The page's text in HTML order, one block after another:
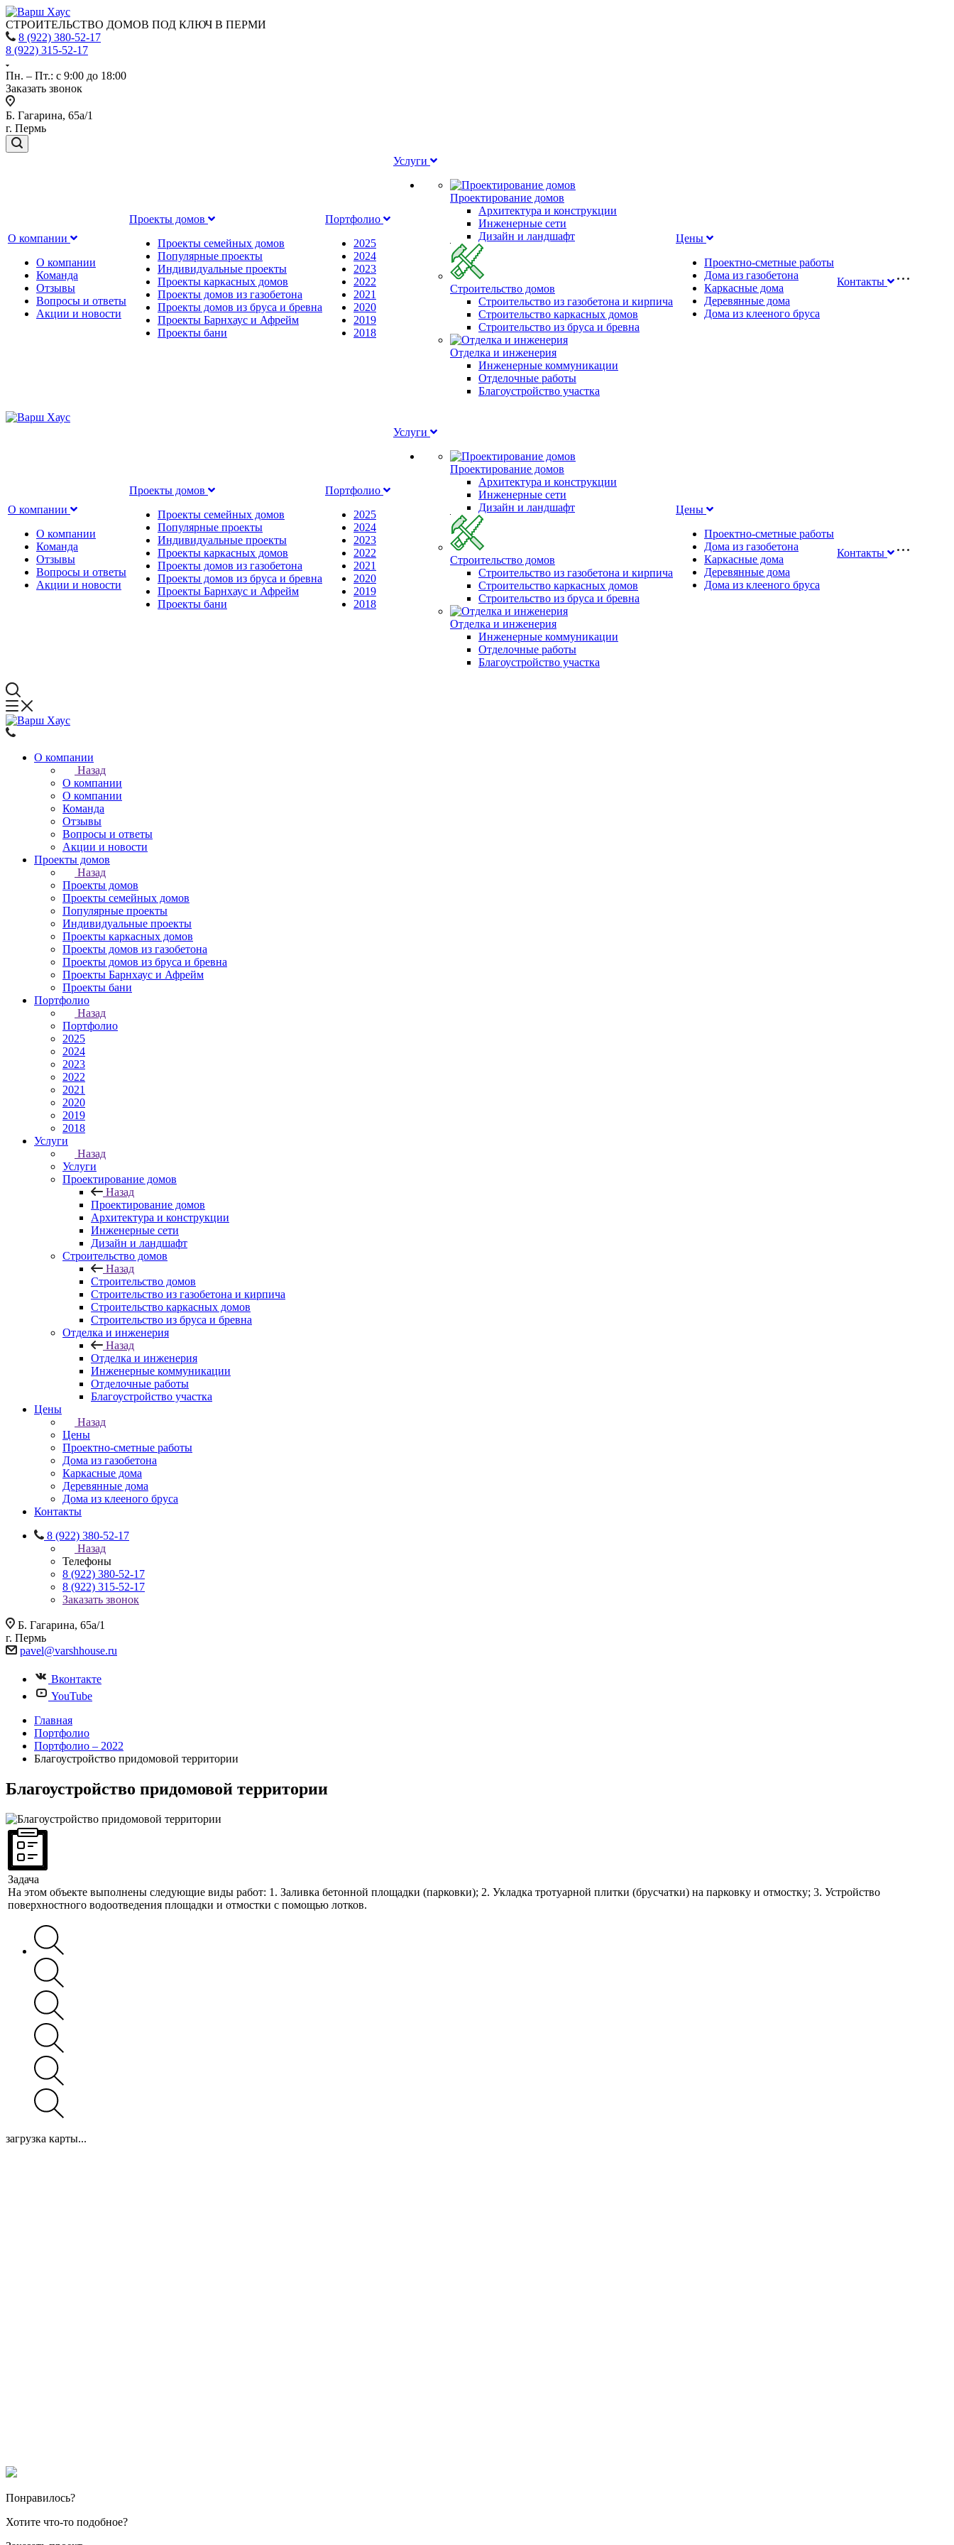
СТРОИТЕЛЬСТВО ДОМОВ ПОД КЛЮЧ В ПЕРМИ
8 (922) 380-52-17
8 (922) 315-52-17
Пн. – Пт.: с 9:00 до 18:00
Заказать звонок
Б. Гагарина, 65а/1
г. Пермь
О компании
О компании
Команда
Отзывы
Вопросы и ответы
Акции и новости
Проекты домов
Проекты семейных домов
Популярные проекты
Индивидуальные проекты
Проекты каркасных домов
Проекты домов из газобетона
Проекты домов из бруса и бревна
Проекты Барнхаус и Афрейм
Проекты бани
Портфолио
2025
2024
2023
2022
2021
2020
2019
2018
Услуги
Проектирование домов
Архитектура и конструкции
Инженерные сети
Дизайн и ландшафт
Строительство домов
Строительство из газобетона и кирпича
Строительство каркасных домов
Строительство из бруса и бревна
Отделка и инженерия
Инженерные коммуникации
Отделочные работы
Благоустройство участка
Цены
Проектно-сметные работы
Дома из газобетона
Каркасные дома
Деревянные дома
Дома из клееного бруса
Контакты
О компании
О компании
Команда
Отзывы
Вопросы и ответы
Акции и новости
Проекты домов
Проекты семейных домов
Популярные проекты
Индивидуальные проекты
Проекты каркасных домов
Проекты домов из газобетона
Проекты домов из бруса и бревна
Проекты Барнхаус и Афрейм
Проекты бани
Портфолио
2025
2024
2023
2022
2021
2020
2019
2018
Услуги
Проектирование домов
Архитектура и конструкции
Инженерные сети
Дизайн и ландшафт
Строительство домов
Строительство из газобетона и кирпича
Строительство каркасных домов
Строительство из бруса и бревна
Отделка и инженерия
Инженерные коммуникации
Отделочные работы
Благоустройство участка
Цены
Проектно-сметные работы
Дома из газобетона
Каркасные дома
Деревянные дома
Дома из клееного бруса
Контакты
О компании
Назад
О компании
О компании
Команда
Отзывы
Вопросы и ответы
Акции и новости
Проекты домов
Назад
Проекты домов
Проекты семейных домов
Популярные проекты
Индивидуальные проекты
Проекты каркасных домов
Проекты домов из газобетона
Проекты домов из бруса и бревна
Проекты Барнхаус и Афрейм
Проекты бани
Портфолио
Назад
Портфолио
2025
2024
2023
2022
2021
2020
2019
2018
Услуги
Назад
Услуги
Проектирование домов
Назад
Проектирование домов
Архитектура и конструкции
Инженерные сети
Дизайн и ландшафт
Строительство домов
Назад
Строительство домов
Строительство из газобетона и кирпича
Строительство каркасных домов
Строительство из бруса и бревна
Отделка и инженерия
Назад
Отделка и инженерия
Инженерные коммуникации
Отделочные работы
Благоустройство участка
Цены
Назад
Цены
Проектно-сметные работы
Дома из газобетона
Каркасные дома
Деревянные дома
Дома из клееного бруса
Контакты
8 (922) 380-52-17
Назад
Телефоны
8 (922) 380-52-17
8 (922) 315-52-17
Заказать звонок
Б. Гагарина, 65а/1
г. Пермь
pavel@varshhouse.ru
Вконтакте
YouTube
Главная
Портфолио
Портфолио – 2022
Благоустройство придомовой территории
Благоустройство придомовой территории
Задача
На этом объекте выполнены следующие виды работ: 1. Заливка бетонной площадки (парковки); 2. Укладка тротуарной плитки (брусчатки) на парковку и отмостку; 3. Устройство
поверхностного водоотведения площадки и отмостки с помощью лотков.
загрузка карты...
Понравилось?
Хотите что-то подобное?